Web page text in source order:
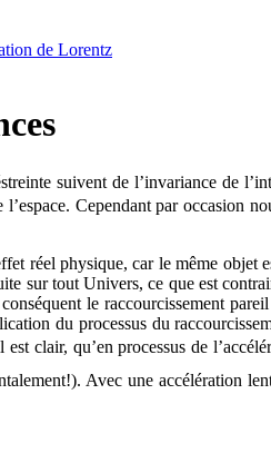
de Lorentz
suivent de l’invariance de
Cependant par occasion
réel physique, car le même
sur tout Univers, ce que est
le raccourcissement
du processus du
est clair, qu’en processus de
Avec une accélération